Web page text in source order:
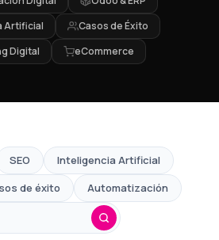
Artificial
Casos de Éxito
Digital
eCommerce
SEO
Inteligencia Artificial
de éxito Automatización